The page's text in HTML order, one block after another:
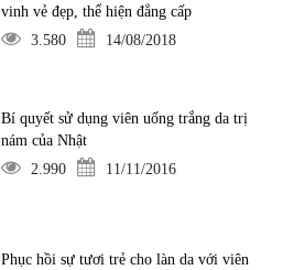
vinh vẻ đẹp, thể hiện đẳng cấp
3.580
14/08/2018
Bí quyết sử dụng viên uống trắng da trị
nám của Nhật
2.990
11/11/2016
Phục hồi sự tươi trẻ cho làn da với viên